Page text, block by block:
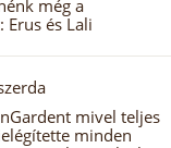
még a
Erus és Lali
mivel teljes
minden